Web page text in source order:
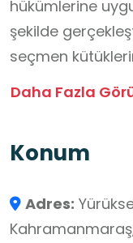
hükümlerine
şekilde
seçmen
güncellenmesi,
hayati işlevleri
derecede
Daha Fazla
Konum
Adres: